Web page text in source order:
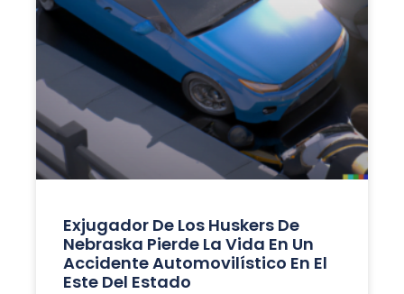
Exjugador De Los Huskers De
Nebraska Pierde La Vida En Un
Accidente Automovilístico En El
Este Del Estado